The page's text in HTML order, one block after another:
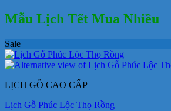
Mẫu Lịch Tết Mua Nhiều
Sale
LỊCH GỖ CAO CẤP
Lịch Gỗ Phúc Lộc Thọ Rồng